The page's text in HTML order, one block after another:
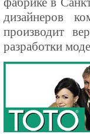
дизайнеров
производит
разработки